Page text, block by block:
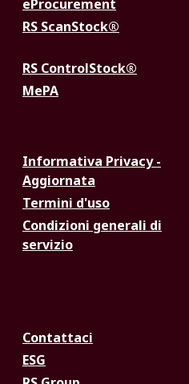
eProcurement
RS ScanStock®
RS ControlStock®
MePA
Informativa Privacy -
Aggiornata
Termini d'uso
Condizioni generali di
servizio
Contattaci
ESG